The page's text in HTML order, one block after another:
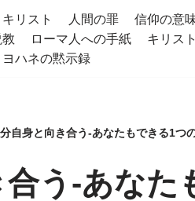
リスト 人間の罪 信仰の意
ローマ人への手紙 キリス
ヨハネの黙示録
自身と向き合う-あなたもできる1つ
合う-あなた